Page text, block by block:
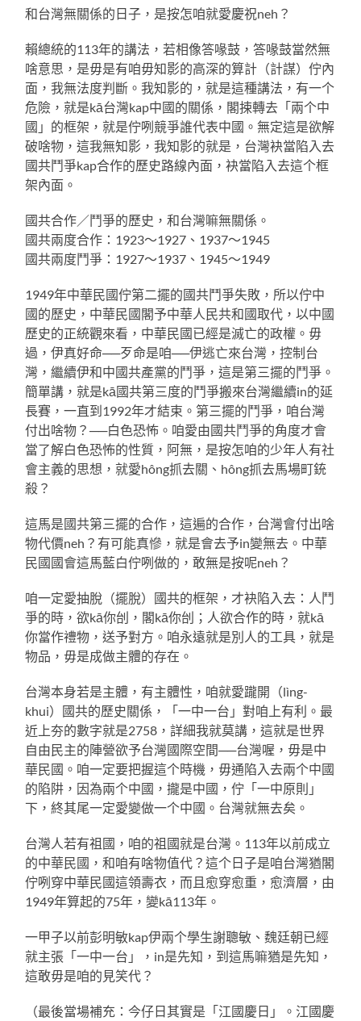
和台灣無關係的日子，是按怎咱就愛慶祝neh？
賴總統的113年的講法，若相像答喙鼓，答喙鼓當然無
啥意思，是毋是有咱毋知影的高深的算計（計謀）佇內
面，我無法度判斷。我知影的，就是這種講法，有一个
危險，就是kā台灣kap中國的關係，閣捒轉去「兩个中
國」的框架，就是佇咧競爭誰代表中國。無定這是欲解
破啥物，這我無知影，我知影的就是，台灣袂當陷入去
國共鬥爭kap合作的歷史路線內面，袂當陷入去這个框
架內面。
國共合作／鬥爭的歷史，和台灣嘛無關係。
國共兩度合作：1923～1927、1937～1945
國共兩度鬥爭：1927～1937、1945～1949
1949年中華民國佇第二擺的國共鬥爭失敗，所以佇中
國的歷史，中華民國閣予中華人民共和國取代，以中國
歷史的正統觀來看，中華民國已經是滅亡的政權。毋
過，伊真好命──歹命是咱──伊逃亡來台灣，控制台
灣，繼續伊和中國共產黨的鬥爭，這是第三擺的鬥爭。
簡單講，就是kā國共第三度的鬥爭搬來台灣繼續in的延
長賽，一直到1992年才結束。第三擺的鬥爭，咱台灣
付出啥物？──白色恐怖。咱愛由國共鬥爭的角度才會
當了解白色恐怖的性質，阿無，是按怎咱的少年人有社
會主義的思想，就愛hông抓去關、hông抓去馬場町銃
殺？
這馬是國共第三擺的合作，這遍的合作，台灣會付出啥
物代價neh？有可能真慘，就是會去予in變無去。中華
民國國會這馬藍白佇咧做的，敢無是按呢neh？
咱一定愛抽脫（擺脫）國共的框架，才袂陷入去：人鬥
爭的時，欲kā你刣，閣kā你刣；人欲合作的時，就kā
你當作禮物，送予對方。咱永遠就是別人的工具，就是
物品，毋是成做主體的存在。
台灣本身若是主體，有主體性，咱就愛躘開（lìng-
khui）國共的歷史關係，「一中一台」對咱上有利。最
近上夯的數字就是2758，詳細我就莫講，這就是世界
自由民主的陣營欲予台灣國際空間──台灣喔，毋是中
華民國。咱一定要把握這个時機，毋通陷入去兩个中國
的陷阱，因為兩个中國，攏是中國，佇「一中原則」
下，終其尾一定愛變做一个中國。台灣就無去矣。
台灣人若有祖國，咱的祖國就是台灣。113年以前成立
的中華民國，和咱有啥物值代？這个日子是咱台灣猶閣
佇咧穿中華民國這領壽衣，而且愈穿愈重，愈濟層，由
1949年算起的75年，變kā113年。
一甲子以前彭明敏kap伊兩个學生謝聰敏、魏廷朝已經
就主張「一中一台」，in是先知，到這馬嘛猶是先知，
這敢毋是咱的見笑代？
（最後當場補充：今仔日其實是「江國慶日」。江國慶